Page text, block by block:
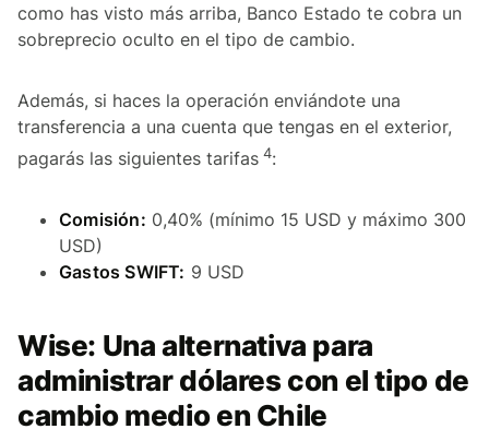
como has visto más arriba, Banco Estado te cobra un
sobreprecio oculto en el tipo de cambio.
Además, si haces la operación enviándote una
transferencia a una cuenta que tengas en el exterior,
pagarás las siguientes tarifas 4:
Comisión: 0,40% (mínimo 15 USD y máximo 300
USD)
Gastos SWIFT: 9 USD
Wise: Una alternativa para
administrar dólares con el tipo de
cambio medio en Chile